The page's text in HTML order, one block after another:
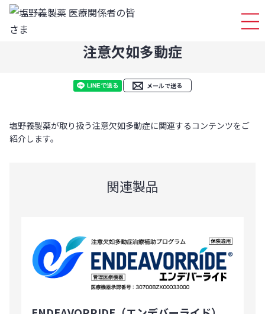
ログ
注意欠如多動症
メールで送る
塩野義製薬が取り扱う注意欠如多動症に関連するコンテンツをご
紹介します。
関連製品